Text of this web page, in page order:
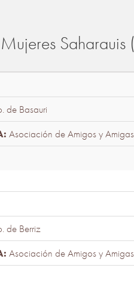
de Basauri
Asociación de Amigos y
de Berriz
Asociación de Amigos y